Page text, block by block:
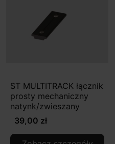
ST MULTITRACK łącznik
prosty mechaniczny
natynk/zwieszany
39,00 zł